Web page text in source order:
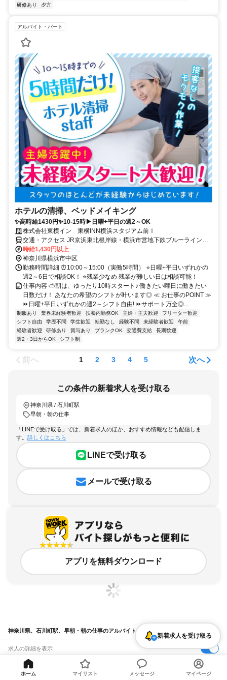
研修あり
夕方
アルバイト・パート
ホテルの清掃、ベッドメイキング
✨高時給1430円✨10-15時▶日曜+平日の週2～OK
株式会社東横イン 東横INN横浜スタジアム前Ⅰ
交通・アクセス JR京浜東北根岸線・横浜市営地下鉄ブルーライン
「関内駅」より徒歩5分、横浜みなとみらい線「日本大通り駅」より
徒歩5分 ⏩交通費支給
時給1,430円以上
神奈川県横浜市中区
勤務時間詳細 ⏰10:00～15:00（実働5時間） ⭐日曜+平日いずれかの
週2～6日で相談OK！ ⭐残業少なめ 残業が難しい日は相談可能！
仕事内容 ⛅朝は、ゆったり10時スタート♪ 働きたい曜日に働きたい
日数だけ！ あなたの希望のシフトが叶います◎ ≪ お仕事のPOINT ≫
⏩日曜+平日いずれかの週2～シフト自由! ⏩サポート万全◎...
制服あり 業界未経験者歓迎 扶養内勤務OK 主婦・主夫歓迎
フリーター歓迎
シフト自由
学歴不問 学生歓迎 転勤なし 経験不問 未経験者歓迎
午前
経験者歓迎
研修あり 賞与あり ブランクOK 交通費支給
長期歓迎
週2・3日からOK
シフト制
前へ 1 2 3 4 5 次へ
この条件の新着求人を受け取る
神奈川県 / 石川町駅
早朝・朝の仕事
「LINEで受け取る」では、新着求人のほか、おすすめ情報なども配信しま
す。 詳しくはこちら
LINEで受け取る
メールで受け取る
アプリを無料ダウンロード
神奈川県、石川町駅、早朝・朝の仕事のアルバイト・バイト求人情報
求人の詳細を表示
条件を追加・変更して検索
新着求人を受け取る
ホーム マイリスト メッセージ マイページ